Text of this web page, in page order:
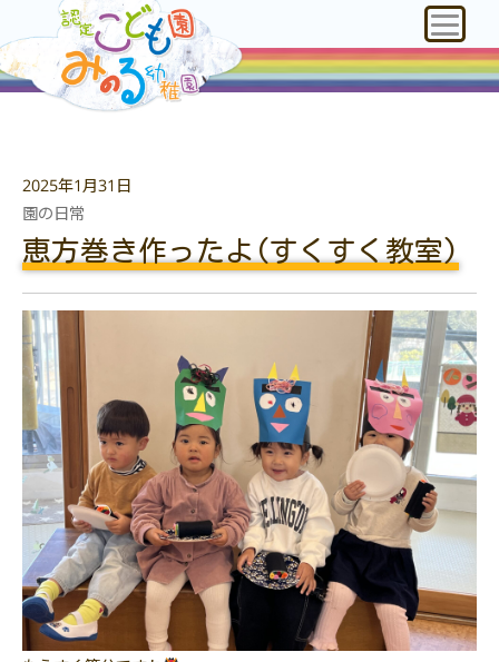
2025年1月31日
園の日常
恵方巻き作ったよ(すくすく教室)